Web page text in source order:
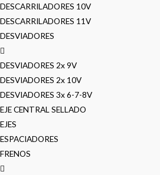
DESCARRILADORES 10V
DESCARRILADORES 11V
DESVIADORES
DESVIADORES 2x 9V
DESVIADORES 2x 10V
DESVIADORES 3x 6-7-8V
EJE CENTRAL SELLADO
EJES
ESPACIADORES
FRENOS